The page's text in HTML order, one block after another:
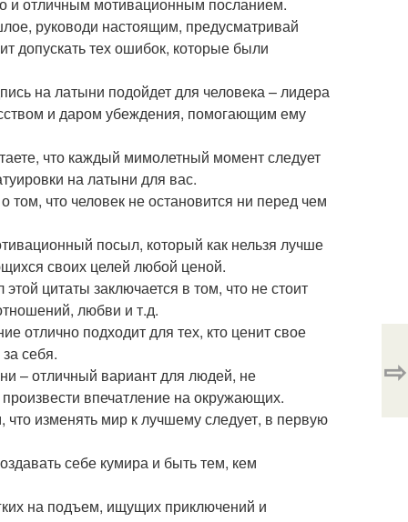
руководи настоящим, предусматривай
допускать тех ошибок, которые были
на латыни подойдет для человека – лидера
и даром убеждения, помогающим ему
что каждый мимолетный момент следует
на латыни для вас.
что человек не остановится ни перед чем
посыл, который как нельзя лучше
своих целей любой ценой.
цитаты заключается в том, что не стоит
любви и т.д.
отлично подходит для тех, кто ценит свое
себя.
– отличный вариант для людей, не
впечатление на окружающих.
изменять мир к лучшему следует, в первую
себе кумира и быть тем, кем
на подъем, ищущих приключений и
⇨